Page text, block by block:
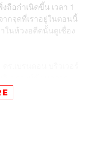
ถือกำเนิดขึ้น เวลา 1
กจุดที่เราอยู่ในตอนนี้
ในห้วงอดีตนั้นดูเชื่อง
องเป็นเวลานานกว่า
รเดินของเข็มเวลาใน